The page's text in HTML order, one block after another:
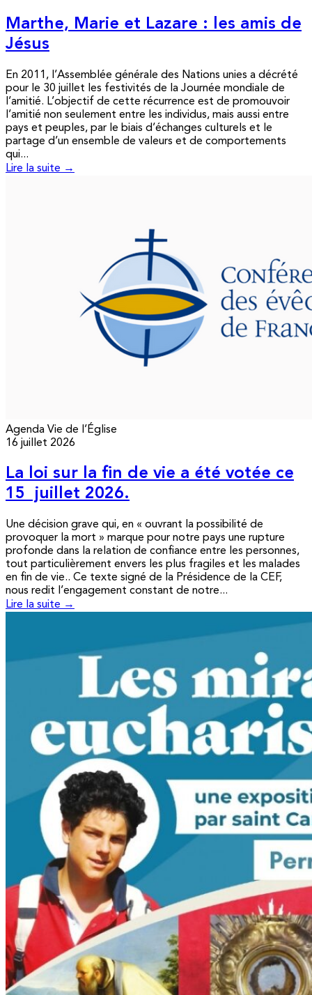
Marthe, Marie et Lazare : les amis de
Jésus
En 2011, l’Assemblée générale des Nations unies a décrété
pour le 30 juillet les festivités de la Journée mondiale de
l’amitié. L’objectif de cette récurrence est de promouvoir
l’amitié non seulement entre les individus, mais aussi entre
pays et peuples, par le biais d’échanges culturels et le
partage d’un ensemble de valeurs et de comportements
qui...
Lire la suite →
Agenda Vie de l’Église
16 juillet 2026
La loi sur la fin de vie a été votée ce
15 juillet 2026.
Une décision grave qui, en « ouvrant la possibilité de
provoquer la mort » marque pour notre pays une rupture
profonde dans la relation de confiance entre les personnes,
tout particulièrement envers les plus fragiles et les malades
en fin de vie.. Ce texte signé de la Présidence de la CEF,
nous redit l’engagement constant de notre...
Lire la suite →